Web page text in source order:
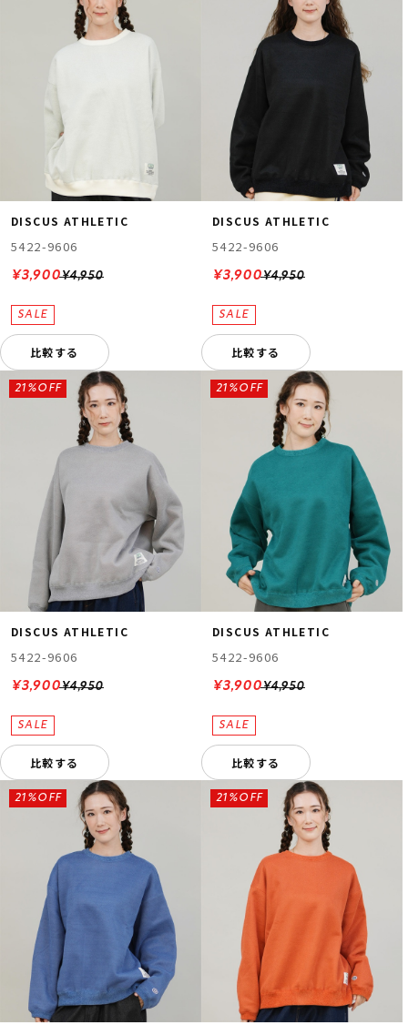
DISCUS ATHLETIC
5422-9606
¥4,950
¥3,900
比較する
DISCUS ATHLETIC
5422-9606
¥4,950
¥3,900
比較する
DISCUS ATHLETIC
5422-9606
¥4,950
21%OFF
¥3,900
比較する
DISCUS ATHLETIC
5422-9606
¥4,950
21%OFF
¥3,900
比較する
21%OFF 21%OFF